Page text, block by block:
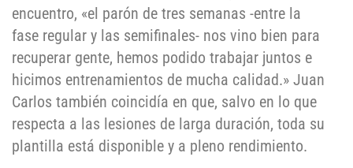
encuentro, «el parón de tres semanas -entre la
fase regular y las semifinales- nos vino bien para
recuperar gente, hemos podido trabajar juntos e
hicimos entrenamientos de mucha calidad.» Juan
Carlos también coincidía en que, salvo en lo que
respecta a las lesiones de larga duración, toda su
plantilla está disponible y a pleno rendimiento.